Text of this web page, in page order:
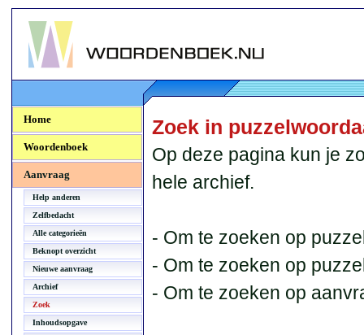
Woordenboek.NU
Home
Woordenboek
Aanvraag
Help anderen
Zelfbedacht
Alle categorieën
Beknopt overzicht
Nieuwe aanvraag
Archief
Zoek
Inhoudsopgave
Zoek in
Op deze pagina kun je
hele archief.
- Om te zoeken op
- Om te zoeken op
- Om te zoeken op